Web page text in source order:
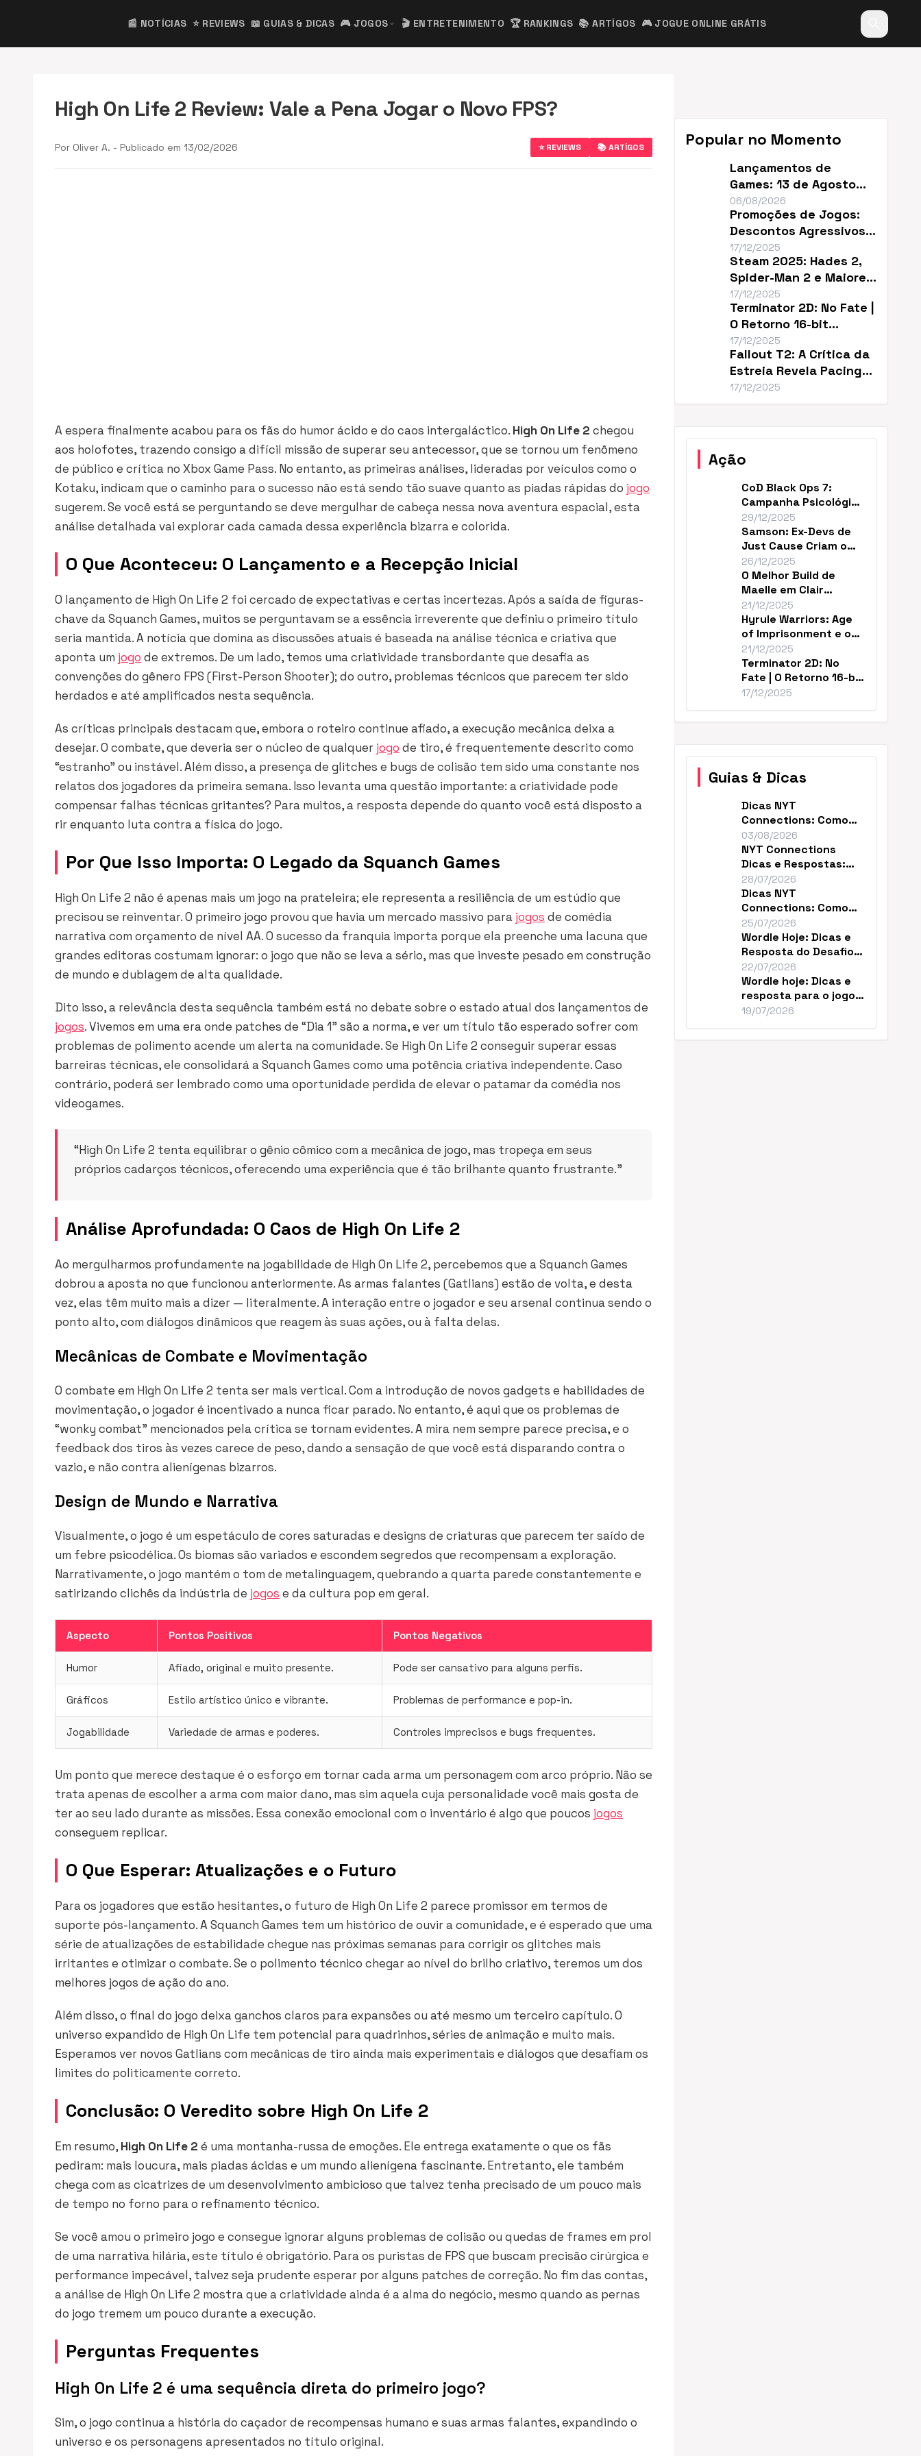
📰 NOTÍCIAS ⭐ REVIEWS 📖 GUIAS & DICAS 🎮 JOGOS expand_more 🎬 ENTRETENIMENTO 🏆 RANKINGS 📚 ARTÍGOS 🎮 JOGUE ONLINE GRÁTIS
High On Life 2 Review: Vale a Pena Jogar o Novo FPS?
Por Oliver A. - Publicado em 13/02/2026 ⭐ REVIEWS 📚 ARTÍGOS
A espera finalmente acabou para os fãs do humor ácido e do caos intergaláctico. High On Life 2 chegou
aos holofotes, trazendo consigo a difícil missão de superar seu antecessor, que se tornou um fenômeno
de público e crítica no Xbox Game Pass. No entanto, as primeiras análises, lideradas por veículos como o
Kotaku, indicam que o caminho para o sucesso não está sendo tão suave quanto as piadas rápidas do jogo
sugerem. Se você está se perguntando se deve mergulhar de cabeça nessa nova aventura espacial, esta
análise detalhada vai explorar cada camada dessa experiência bizarra e colorida.
O Que Aconteceu: O Lançamento e a Recepção Inicial
O lançamento de High On Life 2 foi cercado de expectativas e certas incertezas. Após a saída de figuras-
chave da Squanch Games, muitos se perguntavam se a essência irreverente que definiu o primeiro título
seria mantida. A notícia que domina as discussões atuais é baseada na análise técnica e criativa que
aponta um jogo de extremos. De um lado, temos uma criatividade transbordante que desafia as
convenções do gênero FPS (First-Person Shooter); do outro, problemas técnicos que parecem ter sido
herdados e até amplificados nesta sequência.
As críticas principais destacam que, embora o roteiro continue afiado, a execução mecânica deixa a
desejar. O combate, que deveria ser o núcleo de qualquer jogo de tiro, é frequentemente descrito como
“estranho” ou instável. Além disso, a presença de glitches e bugs de colisão tem sido uma constante nos
relatos dos jogadores da primeira semana. Isso levanta uma questão importante: a criatividade pode
compensar falhas técnicas gritantes? Para muitos, a resposta depende do quanto você está disposto a
rir enquanto luta contra a física do jogo.
Por Que Isso Importa: O Legado da Squanch Games
High On Life 2 não é apenas mais um jogo na prateleira; ele representa a resiliência de um estúdio que
precisou se reinventar. O primeiro jogo provou que havia um mercado massivo para jogos de comédia
narrativa com orçamento de nível AA. O sucesso da franquia importa porque ela preenche uma lacuna que
grandes editoras costumam ignorar: o jogo que não se leva a sério, mas que investe pesado em construção
de mundo e dublagem de alta qualidade.
Dito isso, a relevância desta sequência também está no debate sobre o estado atual dos lançamentos de
jogos. Vivemos em uma era onde patches de “Dia 1” são a norma, e ver um título tão esperado sofrer com
problemas de polimento acende um alerta na comunidade. Se High On Life 2 conseguir superar essas
barreiras técnicas, ele consolidará a Squanch Games como uma potência criativa independente. Caso
contrário, poderá ser lembrado como uma oportunidade perdida de elevar o patamar da comédia nos
videogames.
“High On Life 2 tenta equilibrar o gênio cômico com a mecânica de jogo, mas tropeça em seus
próprios cadarços técnicos, oferecendo uma experiência que é tão brilhante quanto frustrante.”
Análise Aprofundada: O Caos de High On Life 2
Ao mergulharmos profundamente na jogabilidade de High On Life 2, percebemos que a Squanch Games
dobrou a aposta no que funcionou anteriormente. As armas falantes (Gatlians) estão de volta, e desta
vez, elas têm muito mais a dizer — literalmente. A interação entre o jogador e seu arsenal continua sendo o
ponto alto, com diálogos dinâmicos que reagem às suas ações, ou à falta delas.
Mecânicas de Combate e Movimentação
O combate em High On Life 2 tenta ser mais vertical. Com a introdução de novos gadgets e habilidades de
movimentação, o jogador é incentivado a nunca ficar parado. No entanto, é aqui que os problemas de
“wonky combat” mencionados pela crítica se tornam evidentes. A mira nem sempre parece precisa, e o
feedback dos tiros às vezes carece de peso, dando a sensação de que você está disparando contra o
vazio, e não contra alienígenas bizarros.
Design de Mundo e Narrativa
Visualmente, o jogo é um espetáculo de cores saturadas e designs de criaturas que parecem ter saído de
um febre psicodélica. Os biomas são variados e escondem segredos que recompensam a exploração.
Narrativamente, o jogo mantém o tom de metalinguagem, quebrando a quarta parede constantemente e
satirizando clichês da indústria de jogos e da cultura pop em geral.
Aspecto Pontos Positivos Pontos Negativos
Humor Afiado, original e muito presente. Pode ser cansativo para alguns perfis.
Gráficos Estilo artístico único e vibrante. Problemas de performance e pop-in.
Jogabilidade Variedade de armas e poderes. Controles imprecisos e bugs frequentes.
Um ponto que merece destaque é o esforço em tornar cada arma um personagem com arco próprio. Não se
trata apenas de escolher a arma com maior dano, mas sim aquela cuja personalidade você mais gosta de
ter ao seu lado durante as missões. Essa conexão emocional com o inventário é algo que poucos jogos
conseguem replicar.
O Que Esperar: Atualizações e o Futuro
Para os jogadores que estão hesitantes, o futuro de High On Life 2 parece promissor em termos de
suporte pós-lançamento. A Squanch Games tem um histórico de ouvir a comunidade, e é esperado que uma
série de atualizações de estabilidade chegue nas próximas semanas para corrigir os glitches mais
irritantes e otimizar o combate. Se o polimento técnico chegar ao nível do brilho criativo, teremos um dos
melhores jogos de ação do ano.
Além disso, o final do jogo deixa ganchos claros para expansões ou até mesmo um terceiro capítulo. O
universo expandido de High On Life tem potencial para quadrinhos, séries de animação e muito mais.
Esperamos ver novos Gatlians com mecânicas de tiro ainda mais experimentais e diálogos que desafiam os
limites do politicamente correto.
Conclusão: O Veredito sobre High On Life 2
Em resumo, High On Life 2 é uma montanha-russa de emoções. Ele entrega exatamente o que os fãs
pediram: mais loucura, mais piadas ácidas e um mundo alienígena fascinante. Entretanto, ele também
chega com as cicatrizes de um desenvolvimento ambicioso que talvez tenha precisado de um pouco mais
de tempo no forno para o refinamento técnico.
Se você amou o primeiro jogo e consegue ignorar alguns problemas de colisão ou quedas de frames em prol
de uma narrativa hilária, este título é obrigatório. Para os puristas de FPS que buscam precisão cirúrgica e
performance impecável, talvez seja prudente esperar por alguns patches de correção. No fim das contas,
a análise de High On Life 2 mostra que a criatividade ainda é a alma do negócio, mesmo quando as pernas
do jogo tremem um pouco durante a execução.
Perguntas Frequentes
High On Life 2 é uma sequência direta do primeiro jogo?
Sim, o jogo continua a história do caçador de recompensas humano e suas armas falantes, expandindo o
universo e os personagens apresentados no título original.
Popular no Momento
Lançamentos de
Games: 13 de Agosto
Promete Caos no
Mercado
06/08/2026
Promoções de Jogos:
Descontos Agressivos e
Sem Filler
17/12/2025
Steam 2025: Hades 2,
Spider-Man 2 e Maiores
Descontos do Ano
17/12/2025
Terminator 2D: No Fate |
O Retorno 16-bit
Perfeito de T2
17/12/2025
Fallout T2: A Crítica da
Estreia Revela Pacing
Lento
17/12/2025
Ação
CoD Black Ops 7:
Campanha Psicológica
e Continuidade em
2035
29/12/2025
Samson: Ex-Devs de
Just Cause Criam o
‘Mad Max…Payne’
26/12/2025
O Melhor Build de
Maelle em Clair
Obscur (DPS Máximo)
21/12/2025
Hyrule Warriors: Age
of Imprisonment e o
Cânone de Zelda
21/12/2025
Terminator 2D: No
Fate | O Retorno 16-bit
Perfeito de T2
17/12/2025
Guias & Dicas
Dicas NYT
Connections: Como
Resolver o Enigma de
Hoje
03/08/2026
NYT Connections
Dicas e Respostas:
Como Vencer Hoje
28/07/2026
Dicas NYT
Connections: Como
Resolver o Desafio de
Hoje
25/07/2026
Wordle Hoje: Dicas e
Resposta do Desafio
#1859 de Julho
22/07/2026
Wordle hoje: Dicas e
resposta para o jogo
nº 1856
19/07/2026